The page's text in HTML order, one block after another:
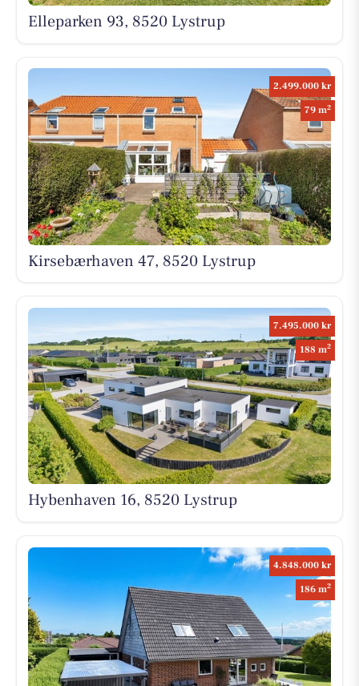
Elleparken 93, 8520 Lystrup
2.499.000 kr
79 m2
Kirsebærhaven 47, 8520 Lystrup
7.495.000 kr
188 m2
Hybenhaven 16, 8520 Lystrup
4.848.000 kr
186 m2